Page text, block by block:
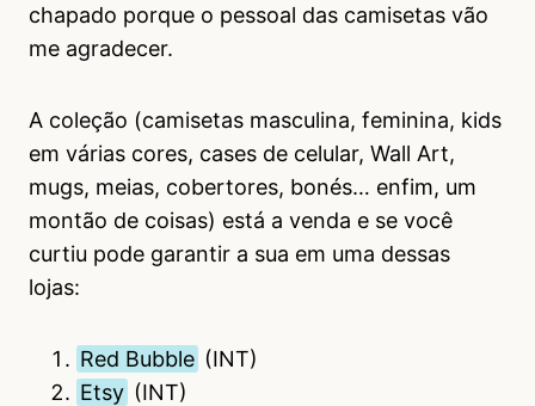
chapado porque o pessoal das camisetas vão
me agradecer.
A coleção (camisetas masculina, feminina, kids
em várias cores, cases de celular, Wall Art,
mugs, meias, cobertores, bonés… enfim, um
montão de coisas) está a venda e se você
curtiu pode garantir a sua em uma dessas
lojas:
Red Bubble (INT)
Etsy (INT)